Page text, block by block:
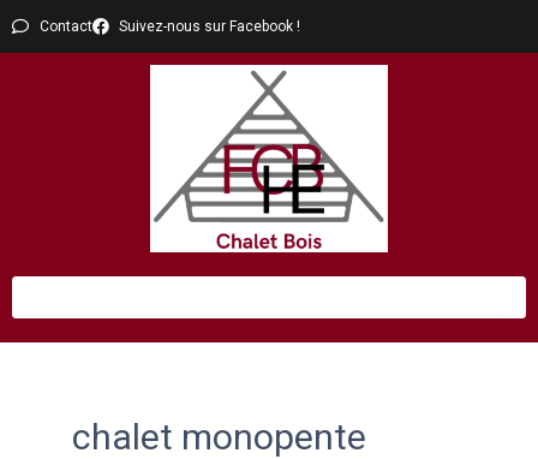
Contact Suivez-nous sur Facebook !
chalet monopente